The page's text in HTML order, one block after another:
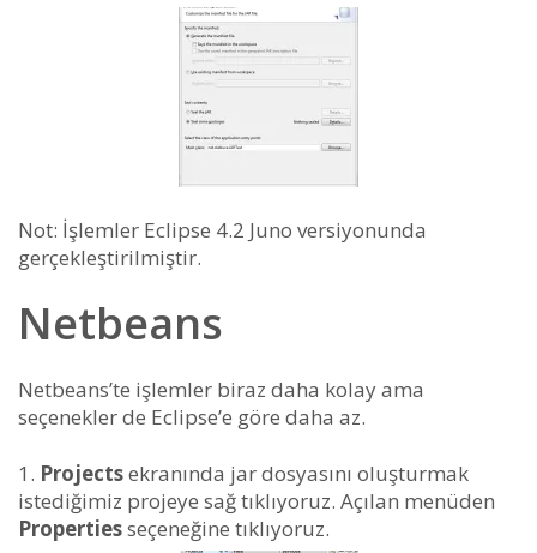
Not: İşlemler Eclipse 4.2 Juno versiyonunda
gerçekleştirilmiştir.
Netbeans
Netbeans’te işlemler biraz daha kolay ama
seçenekler de Eclipse’e göre daha az.
Projectsekranında jar dosyasını oluşturmak
istediğimiz projeye sağ tıklıyoruz. Açılan menüden
Propertiesseçeneğine tıklıyoruz.